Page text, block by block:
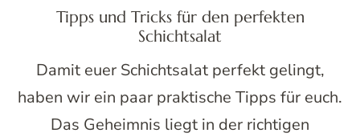
Tipps und Tricks für den perfekten
Schichtsalat
Damit euer Schichtsalat perfekt gelingt,
haben wir ein paar praktische Tipps für euch.
Das Geheimnis liegt in der richtigen